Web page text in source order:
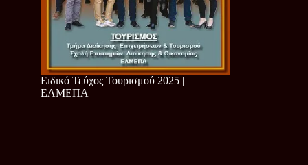
Ειδικό Τεύχος Τουρισμού 2025 |
ΕΛΜΕΠΑ